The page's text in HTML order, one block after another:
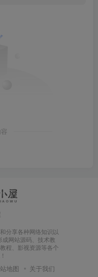
分享各种网络知识以
成网站源码、技术教
程、影视资源等各个
地图 关于我们